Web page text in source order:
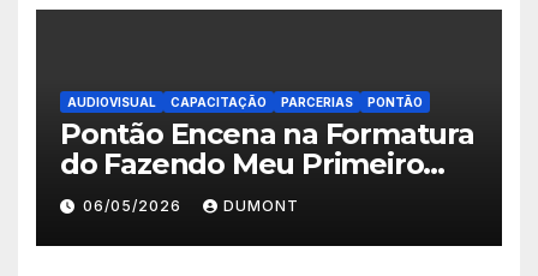
AUDIOVISUAL CAPACITAÇÃO PARCERIAS PONTÃO
Pontão Encena na Formatura
do Fazendo Meu Primeiro
Filme no Degase Belford
Roxo e reforça as inscrições
abertas em Nova Iguaçu
06/05/2026 DUMONT